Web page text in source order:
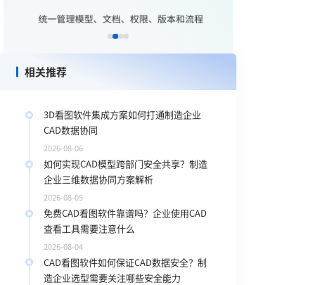
相关推荐
3D看图软件集成方案如何打通制造企业
CAD数据协同
2026-08-06
如何实现CAD模型跨部门安全共享？制造
企业三维数据协同方案解析
2026-08-05
免费CAD看图软件靠谱吗？企业使用CAD
查看工具需要注意什么
2026-08-04
CAD看图软件如何保证CAD数据安全？制
造企业选型需要关注哪些安全能力